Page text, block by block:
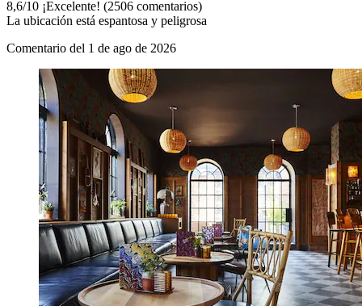
8,6/10 ¡Excelente! (2506 comentarios)
La ubicación está espantosa y peligrosa
Comentario del 1 de ago de 2026